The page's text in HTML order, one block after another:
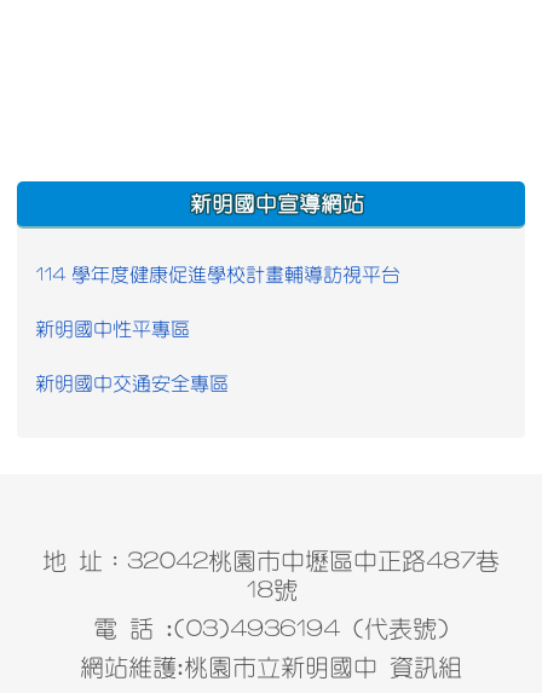
:::
新明國中宣導網站
114 學年度健康促進學校計畫輔導訪視平台
新明國中性平專區
新明國中交通安全專區
地 址：32042桃園市中壢區中正路487巷
18號
電 話 :(03)4936194 (代表號)
網站維護:桃園市立新明國中 資訊組